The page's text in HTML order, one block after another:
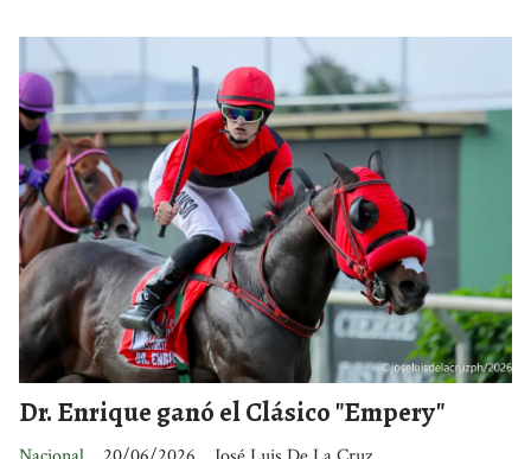
Dr. Enrique ganó el Clásico "Empery"